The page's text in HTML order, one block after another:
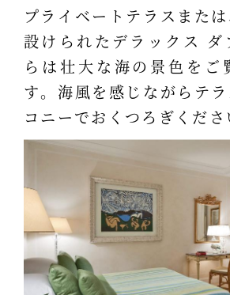
プライベートテラスまた
設けられたデラックス ダ
らは壮大な海の景色をご
す。海風を感じながらテ
コニーでおくつろぎくださ